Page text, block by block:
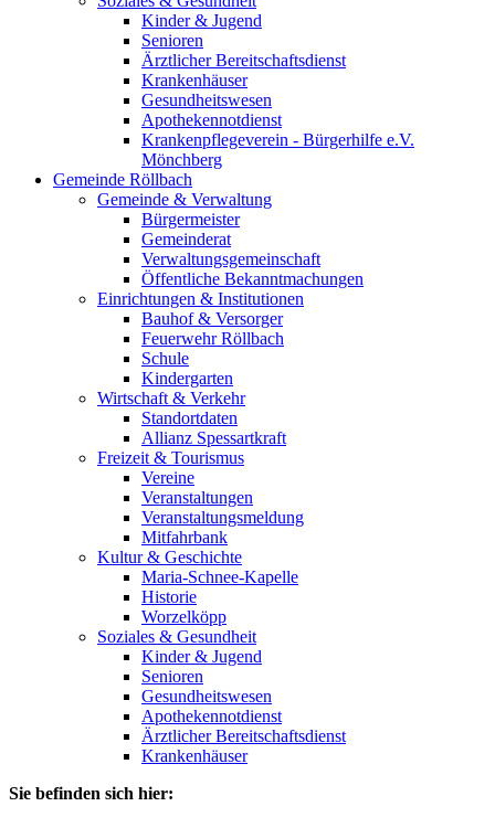
Kinder & Jugend
Senioren
Ärztlicher Bereitschaftsdienst
Krankenhäuser
Gesundheitswesen
Apothekennotdienst
Krankenpflegeverein - Bürgerhilfe e.V.
Mönchberg
Gemeinde Röllbach
Gemeinde & Verwaltung
Bürgermeister
Gemeinderat
Verwaltungsgemeinschaft
Öffentliche Bekanntmachungen
Einrichtungen & Institutionen
Bauhof & Versorger
Feuerwehr Röllbach
Schule
Kindergarten
Wirtschaft & Verkehr
Standortdaten
Allianz Spessartkraft
Freizeit & Tourismus
Vereine
Veranstaltungen
Veranstaltungsmeldung
Mitfahrbank
Kultur & Geschichte
Maria-Schnee-Kapelle
Historie
Worzelköpp
Soziales & Gesundheit
Kinder & Jugend
Senioren
Gesundheitswesen
Apothekennotdienst
Ärztlicher Bereitschaftsdienst
Krankenhäuser
Sie befinden sich hier: